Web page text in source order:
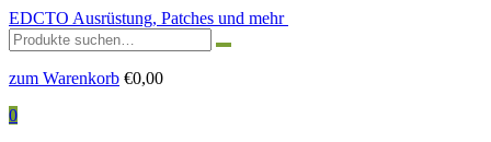
EDCTO Ausrüstung, Patches und mehr
Suchen
nach:
zum Warenkorb €0,00
0